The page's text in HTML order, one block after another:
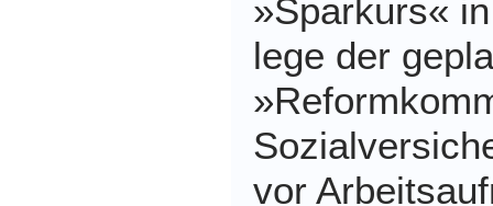
»Sparkurs«
lege der
vor